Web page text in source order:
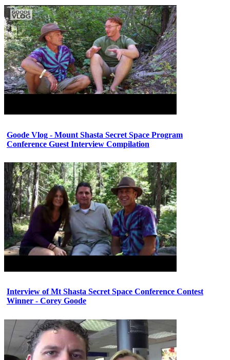
Goode Vlog - Mount Shasta Secret Space Program
Conference Guest Interview Compilation
Interview of Mt Shasta Secret Space Conference Contest
Winner - Corey Goode